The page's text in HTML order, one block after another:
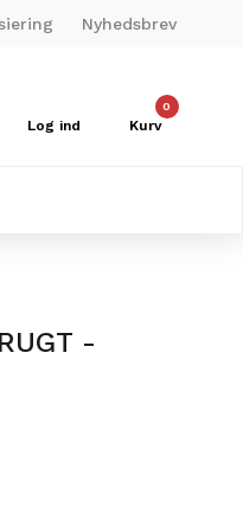
Nyhedsbrev
Log ind
0
Kurv
-